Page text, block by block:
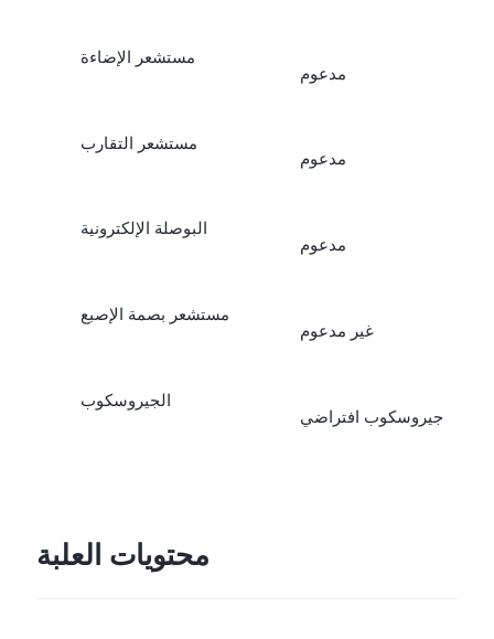
مستشعر الإضاءة
مدعوم
مستشعر التقارب
مدعوم
البوصلة الإلكترونية
مدعوم
مستشعر بصمة الإصبع
غير مدعوم
الجيروسكوب
جيروسكوب افتراضي
محتويات العلبة